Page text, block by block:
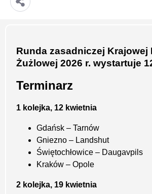
Runda zasadniczej Krajowej
Żużlowej 2026 r. wystartuje
Terminarz
1 kolejka, 12 kwietnia
Gdańsk – Tarnów
Gniezno – Landshut
Świętochłowice – Daugavpils
Kraków – Opole
2 kolejka, 19 kwietnia